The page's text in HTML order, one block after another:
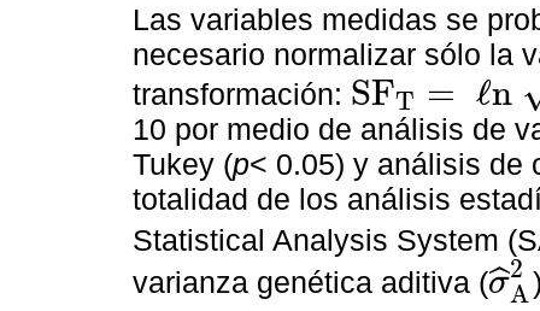
Las variables medidas se
necesario normalizar sólo la
transformación: SFT = ℓn
SFT= ℓ F+10
10 por medio de análisis de
Tukey (p< 0.05) y análisis de
totalidad de los análisis
Statistical Analysis System
varianza genética aditiva (σ
ˆ2
A
σ^ 2